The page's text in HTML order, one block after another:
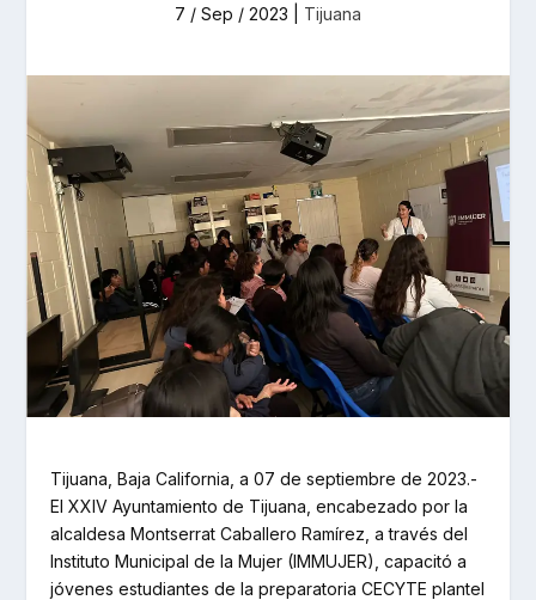
7 / Sep / 2023 Tijuana
Tijuana, Baja California, a 07 de septiembre de 2023.-
El XXIV Ayuntamiento de Tijuana, encabezado por la
alcaldesa Montserrat Caballero Ramírez, a través del
Instituto Municipal de la Mujer (IMMUJER), capacitó a
jóvenes estudiantes de la preparatoria CECYTE plantel